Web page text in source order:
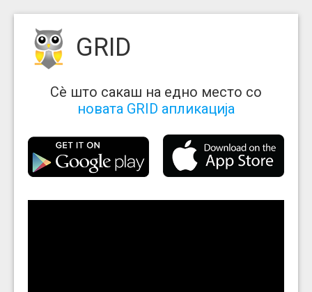
GRID
Сè што сакаш на едно место со
новата GRID апликација